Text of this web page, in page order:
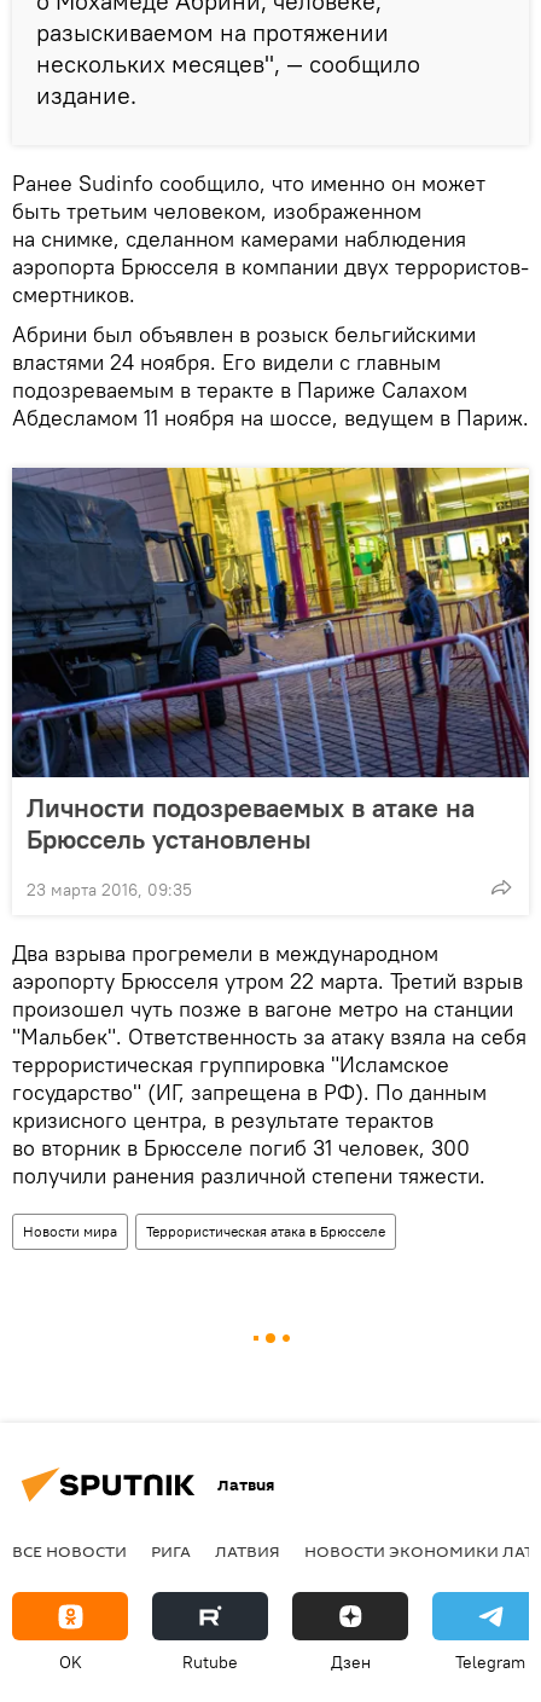
разыскиваемом на протяжении
нескольких месяцев", — сообщило
издание.
Ранее Sudinfo сообщило, что именно он может
быть третьим человеком, изображенном
на снимке, сделанном камерами наблюдения
аэропорта Брюсселя в компании двух террористов-
смертников.
Абрини был объявлен в розыск бельгийскими
властями 24 ноября. Его видели с главным
подозреваемым в теракте в Париже Салахом
Абдесламом 11 ноября на шоссе, ведущем в Париж.
Личности подозреваемых в атаке на
Брюссель установлены
23 марта 2016, 09:35
Два взрыва прогремели в международном
аэропорту Брюсселя утром 22 марта. Третий взрыв
произошел чуть позже в вагоне метро на станции
"Мальбек". Ответственность за атаку взяла на себя
террористическая группировка "Исламское
государство" (ИГ, запрещена в РФ). По данным
кризисного центра, в результате терактов
во вторник в Брюсселе погиб 31 человек, 300
получили ранения различной степени тяжести.
Новости мира Террористическая атака в Брюсселе
Латвия
ВСЕ НОВОСТИ РИГА ЛАТВИЯ НОВОСТИ ЭКОНОМИКИ
OK Rutube Дзен Telegram